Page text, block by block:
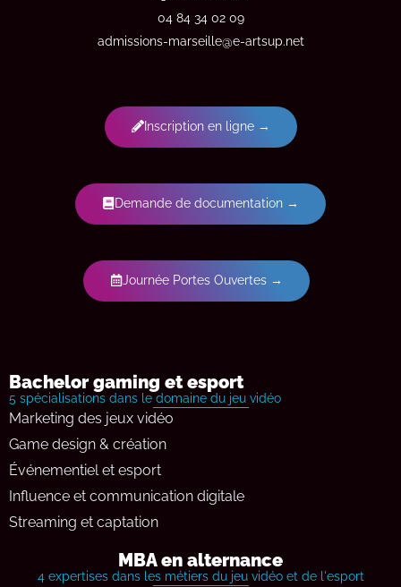
04 84 34 02 09
admissions-marseille@e-artsup.net
Inscription en ligne →
Demande de documentation →
Journée Portes Ouvertes →
Bachelor gaming et esport
5 spécialisations dans le domaine du jeu vidéo
Marketing des jeux vidéo
Game design & création
Événementiel et esport
Influence et communication digitale
Streaming et captation
MBA en alternance
4 expertises dans les métiers du jeu vidéo et de l'esport